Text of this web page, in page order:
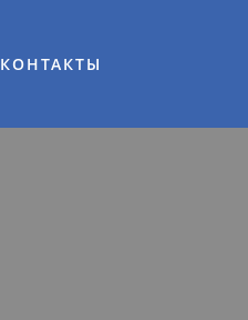
КОНТАКТЫ